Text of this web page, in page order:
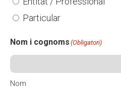
Particular
Nom i cognoms (Obligatori)
Nom